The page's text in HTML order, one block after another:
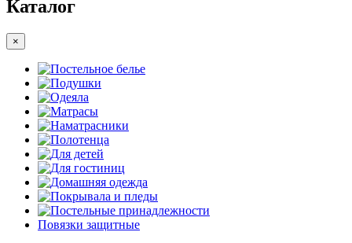
Каталог
×
Постельное белье
Подушки
Одеяла
Матрасы
Наматрасники
Полотенца
Для детей
Для гостиниц
Домашняя одежда
Покрывала и пледы
Постельные принадлежности
Повязки защитные